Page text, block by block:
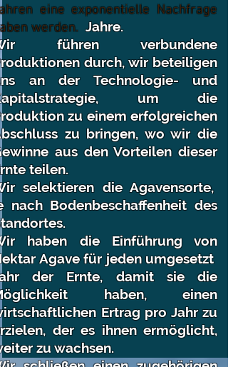
eine exponentielle Nachfrage
werden. Jahre.
führen verbundene
durch, wir beteiligen
an der Technologie- und
um die
zu einem erfolgreichen
zu bringen, wo wir die
aus den Vorteilen dieser
teilen.
selektieren die Agavensorte,
nach Bodenbeschaffenheit des
haben die Einführung von
Agave für jeden umgesetzt
der Ernte, damit sie die
haben, einen
Ertrag pro Jahr zu
der es ihnen ermöglicht,
zu wachsen.